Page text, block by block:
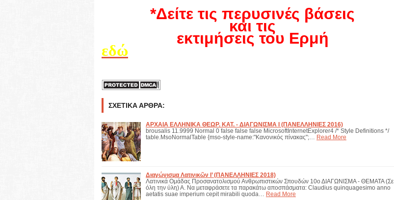
*Δείτε τις περυσινές βάσεις
και τις
εκτιμήσεις του Ερμή
εδώ
ΣΧΕΤΙΚΆ ΆΡΘΡΑ:
ΑΡΧΑΙΑ ΕΛΛΗΝΙΚΑ ΘΕΩΡ. ΚΑΤ. - ΔΙΑΓΩΝΙΣΜΑ I (ΠΑΝΕΛΛΗΝΙΕΣ 2016)
brousalis 11.9999 Normal 0 false false false MicrosoftInternetExplorer4 /* Style Definitions */
table.MsoNormalTable {mso-style-name:"Κανονικός πίνακας";…
Read More
Διαγώνισμα Λατινικῶν Ι’ (ΠΑΝΕΛΛΗΝΙΕΣ 2018)
Λατινικά Ομάδας Προσανατολισμού Ανθρωπιστικών Σπουδών 10ο ΔΙΑΓΩΝΙΣΜΑ - ΘΕΜΑΤΑ (Σε
όλη την ύλη) Α. Να μεταφράσετε τα παρακάτω αποσπάσματα: Claudius quinquagesimo anno
aetatis suae imperium cepit mirabili quoda…
Read More